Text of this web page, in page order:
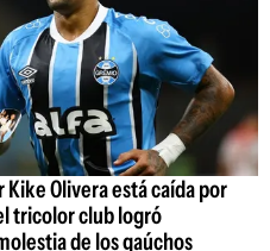
Olivera está caída por
tricolor club logró
de los gaúchos